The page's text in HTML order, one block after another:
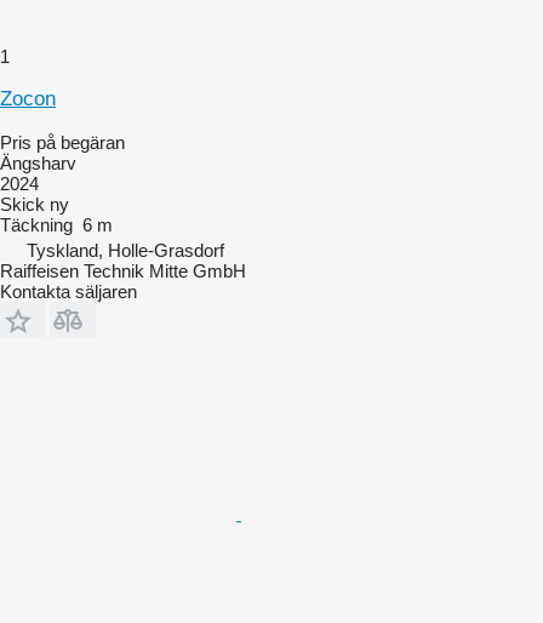
1
Zocon
Pris på begäran
Ängsharv
2024
Skick ny
Täckning 6 m
Tyskland, Holle-Grasdorf
Raiffeisen Technik Mitte GmbH
Kontakta säljaren